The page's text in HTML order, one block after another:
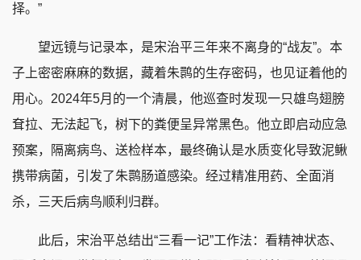
择。”
望远镜与记录本，是宋治平三年来不离身的“战友”。本
子上密密麻麻的数据，藏着朱鹮的生存密码，也见证着他的
用心。2024年5月的一个清晨，他巡查时发现一只雄鸟翅膀
耷拉、无法起飞，树下的粪便呈异常黑色。他立即启动应急
预案，隔离病鸟、送检样本，最终确认是水质变化导致泥鳅
携带病菌，引发了朱鹮肠道感染。经过精准用药、全面消
杀，三天后病鸟顺利归群。
此后，宋治平总结出“三看一记”工作法：看精神状态、